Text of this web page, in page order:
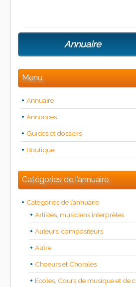
Annuaire
Menu
Annuaire
Annonces
Guides et dossiers
Boutique
Catégories de l’annuaire
Categories de l’annuaire
Artistes, musiciens interprètes
Auteurs, compositeurs
Autre
Choeurs et Chorales
Ecoles, Cours de musique et de